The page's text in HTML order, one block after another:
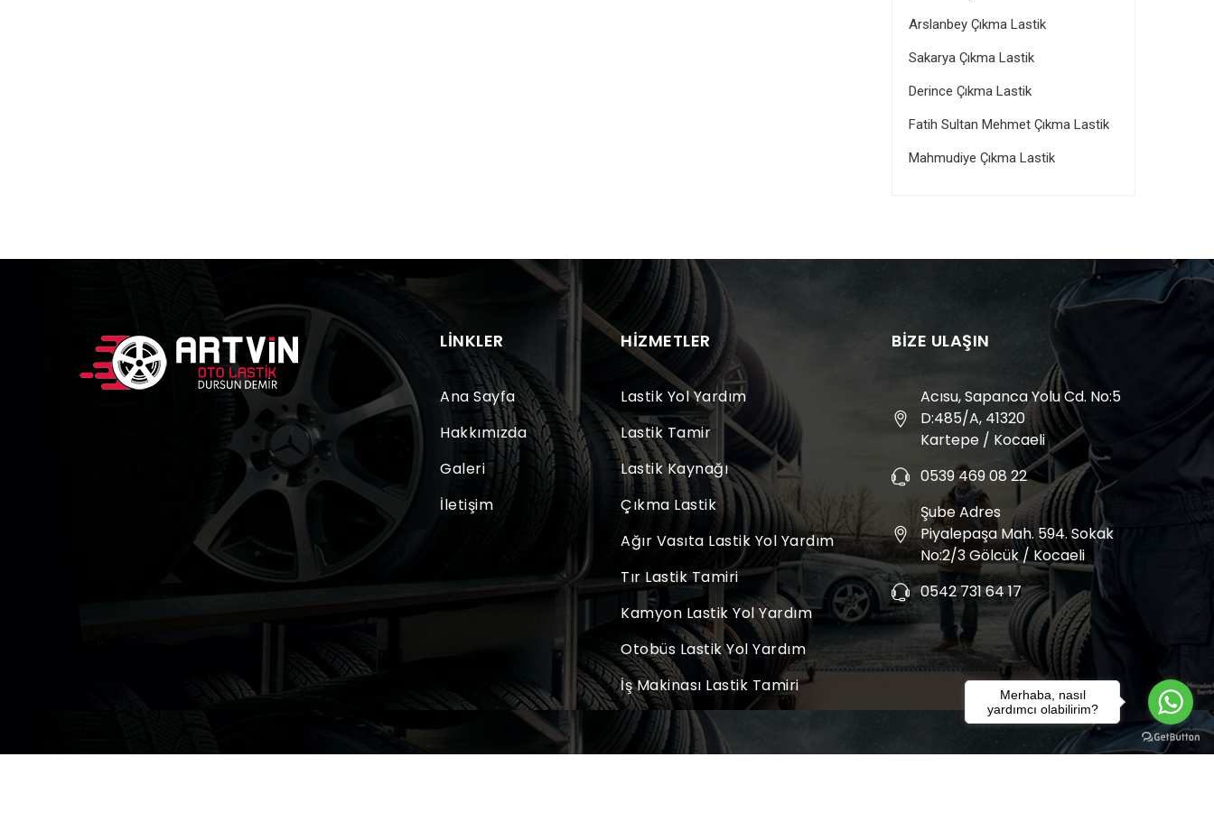
Arslanbey Çıkma Lastik
Sakarya Çıkma Lastik
Derince Çıkma Lastik
Fatih Sultan Mehmet Çıkma Lastik
Mahmudiye Çıkma Lastik
LINKLER
Ana Sayfa
Hakkımızda
Galeri
İletişim
HIZMETLER
Lastik Yol Yardım
Lastik Tamir
Lastik Kaynağı
Çıkma Lastik
Ağır Vasıta Lastik Yol Yardım
Tır Lastik Tamiri
Kamyon Lastik Yol Yardım
Otobüs Lastik Yol Yardım
İş Makinası Lastik Tamiri
BIZE ULAŞIN
Acısu, Sapanca Yolu Cd. No:5
D:485/A, 41320
Kartepe / Kocaeli
0539 469 08 22
Şube Adres
Piyalepaşa Mah. 594. Sokak
No:2/3 Gölcük / Kocaeli
0542 731 64 17
Merhaba, nasıl
yardımcı olabilirim?